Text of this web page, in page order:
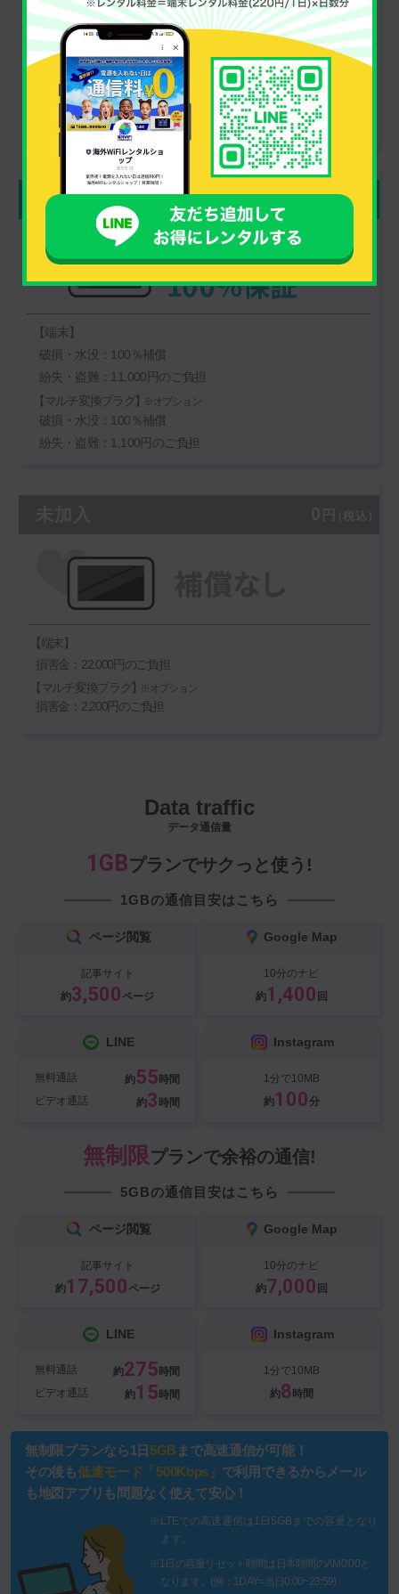
【端末】
すべて無償
【マルチ変換プラグ】※オプション
すべて無償
安心補償ライト 165 （税込）
【端末】
破損・水没：100％補償
紛失・盗難：11,000円のご負担
【マルチ変換プラグ】※オプション
破損・水没：100％補償
紛失・盗難：1,100円のご負担
【端末】
損害金：22,000円のご負担
【マルチ変換プラグ】※オプション
損害金：2,200円のご負担
Data traffic
データ通信量
1GBプランでサクっと使う!
1GBの通信目安はこちら
ページ閲覧
記事サイト
約3,500 ページ
Google Map
10分のナビ
約1,400 回
LINE
無料通話 約55 時間
ビデオ通話
約3 時間
Instagram
1分で10MB
約100分
無制限プランで余裕の通信!
5GBの通信目安はこちら
ページ閲覧
記事サイト
約17,500 ページ
Google Map
10分のナビ
約7,000 回
LINE
無料通話 約275 時間
ビデオ通話
約15 時間
Instagram
1分で10MB
約8 時間
無制限プランなら1日 5GB まで高速通信が可能！
その後も低速モード「500Kbps」 で利用できるからメール
も地図アプリも問題なく使えて安心！
※LTEでの高速通信は1日5GBまでの容量となり
ます。
※1日の容量リセット時間は日本時間のAM0:00と
なります。(例：1DAY=当日0:00~23:59)